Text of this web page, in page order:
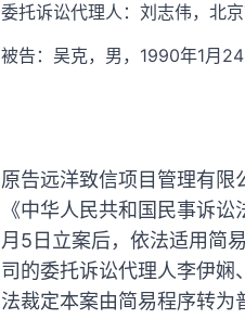
委托诉讼代理人：刘志伟，北
被告：吴克，男，1990年1月
原告远洋致信项目管理有
《中华人民共和国民事诉
月5日立案后，依法适用简
司的委托诉讼代理人李伊
法裁定本案由简易程序转